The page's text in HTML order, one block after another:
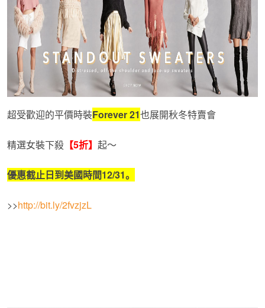
超受歡迎的平價時裝Forever 21也展開秋冬特賣會
精選女裝下殺 【5折】 起～
優惠截止日到美國時間12/31。
>>http://bit.ly/2fvzjzL